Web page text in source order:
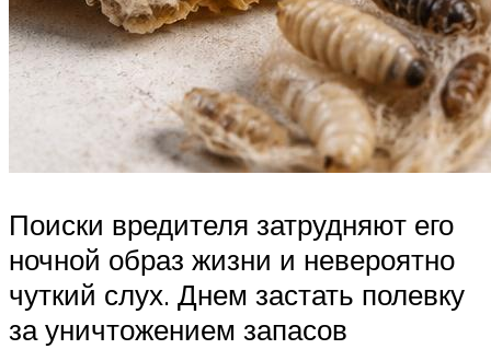
Поиски вредителя затрудняют его
ночной образ жизни и невероятно
чуткий слух. Днем застать полевку
за уничтожением запасов